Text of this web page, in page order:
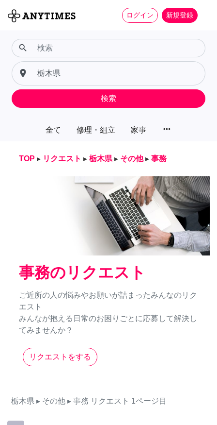
ログイン 新規登録
全て 修理・組立 家事 more_horiz
search
place
検索
TOP ▸ リクエスト ▸ 栃木県 ▸ その他 ▸ 事務
事務のリクエスト
ご近所の人の悩みやお願いが詰まったみんなのリク
エスト
みんなが抱える日常のお困りごとに応募して解決し
てみませんか？
リクエストをする
栃木県 ▸ その他 ▸ 事務 リクエスト 1ページ目